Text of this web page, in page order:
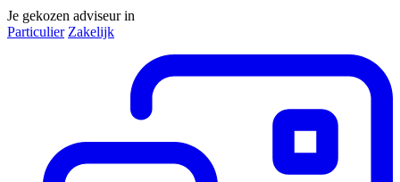
Je gekozen adviseur in
Particulier Zakelijk